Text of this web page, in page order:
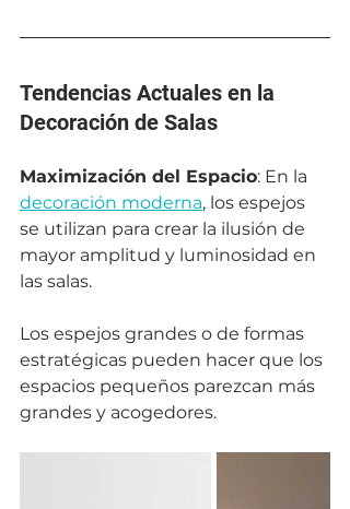
Tendencias Actuales en la
Decoración de Salas
Maximización del Espacio: En la
decoración moderna, los espejos
se utilizan para crear la ilusión de
mayor amplitud y luminosidad en
las salas.
Los espejos grandes o de formas
estratégicas pueden hacer que los
espacios pequeños parezcan más
grandes y acogedores.